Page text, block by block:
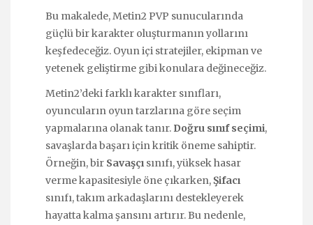
Bu makalede, Metin2 PVP sunucularında
güçlü bir karakter oluşturmanın yollarını
keşfedeceğiz. Oyun içi stratejiler, ekipman ve
yetenek geliştirme gibi konulara değineceğiz.
Metin2’deki farklı karakter sınıfları,
oyuncuların oyun tarzlarına göre seçim
yapmalarına olanak tanır. Doğru sınıf seçimi,
savaşlarda başarı için kritik öneme sahiptir.
Örneğin, bir Savaşçı sınıfı, yüksek hasar
verme kapasitesiyle öne çıkarken, Şifacı
sınıfı, takım arkadaşlarını destekleyerek
hayatta kalma şansını artırır. Bu nedenle,